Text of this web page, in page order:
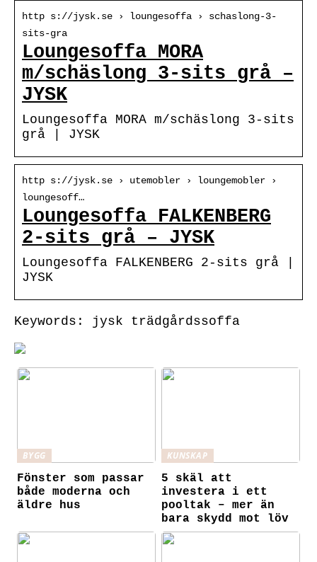
http s://jysk.se › loungesoffa › schaslong-3-
sits-gra
Loungesoffa MORA
m/schäslong 3-sits grå –
JYSK
Loungesoffa MORA m/schäslong 3-sits
grå | JYSK
http s://jysk.se › utemobler › loungemobler ›
loungesoff…
Loungesoffa FALKENBERG
2-sits grå – JYSK
Loungesoffa FALKENBERG 2-sits grå |
JYSK
Keywords: jysk trädgårdssoffa
BYGG
Fönster som passar
både moderna och
äldre hus
KUNSKAP
5 skäl att
investera i ett
pooltak – mer än
bara skydd mot löv